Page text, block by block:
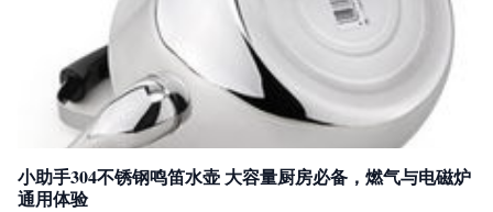
小助手304不锈钢鸣笛水壶 大容量厨房必备，燃气与电磁炉
通用体验